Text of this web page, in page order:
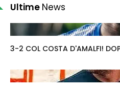
Ultime News
3-2 COL COSTA D'AMALFI!